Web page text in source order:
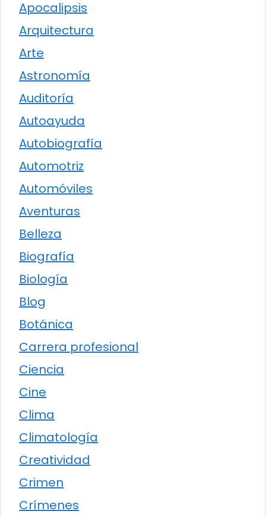
Apocalipsis
Arquitectura
Arte
Astronomía
Auditoría
Autoayuda
Autobiografía
Automotriz
Automóviles
Aventuras
Belleza
Biografía
Biología
Blog
Botánica
Carrera profesional
Ciencia
Cine
Clima
Climatología
Creatividad
Crimen
Crímenes